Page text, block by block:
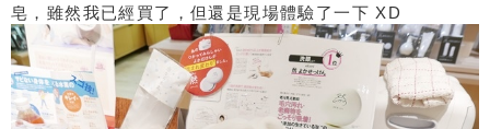
皂，雖然我已經買了，但還是現場體驗了一下 XD